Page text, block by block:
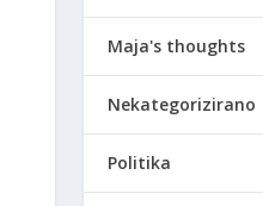
Maja's thoughts
Nekategorizirano
Politika